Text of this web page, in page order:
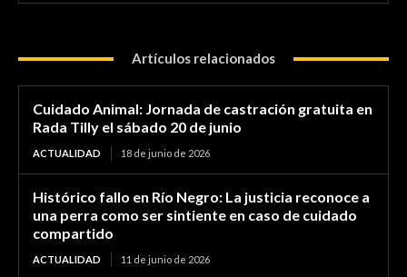
Artículos relacionados
Cuidado Animal: Jornada de castración gratuita en
Rada Tilly el sábado 20 de junio
ACTUALIDAD 18 de junio de 2026
Histórico fallo en Río Negro: La justicia reconoce a
una perra como ser sintiente en caso de cuidado
compartido
ACTUALIDAD 11 de junio de 2026